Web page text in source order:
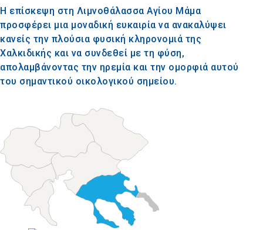
Η επίσκεψη στη Λιμνοθάλασσα Αγίου Μάμα
προσφέρει μια μοναδική ευκαιρία να ανακαλύψει
κανείς την πλούσια φυσική κληρονομιά της
Χαλκιδικής και να συνδεθεί με τη φύση,
απολαμβάνοντας την ηρεμία και την ομορφιά αυτού
του σημαντικού οικολογικού σημείου.